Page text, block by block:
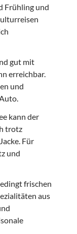
Frühling und
gut mit
erreichbar.
und
kann der
trotz
Für
und
frischen
aus